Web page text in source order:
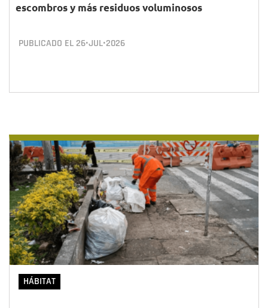
escombros y más residuos voluminosos
PUBLICADO EL 26•JUL•2026
HÁBITAT